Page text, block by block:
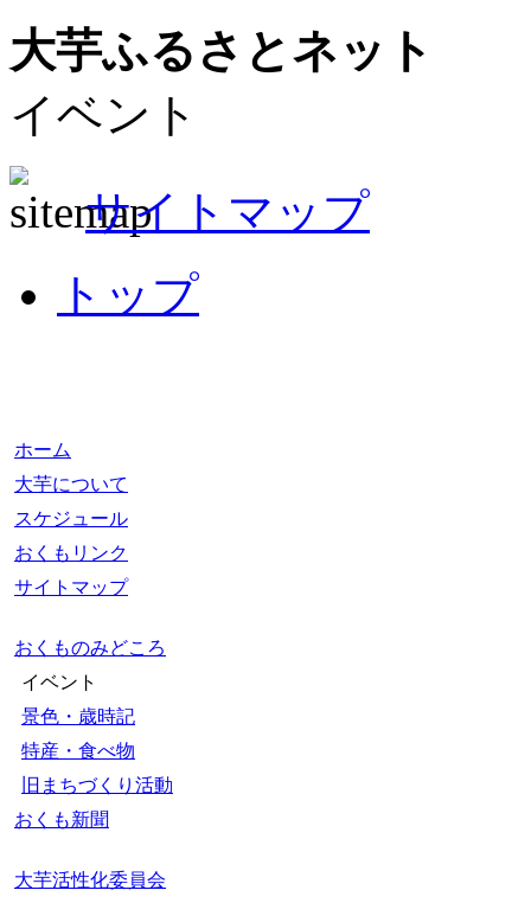
大芋ふるさとネット
イベント
サイトマップ
トップ
ホーム
大芋について
スケジュール
おくもリンク
サイトマップ
おくものみどころ
イベント
景色・歳時記
特産・食べ物
旧まちづくり活動
おくも新聞
大芋活性化委員会